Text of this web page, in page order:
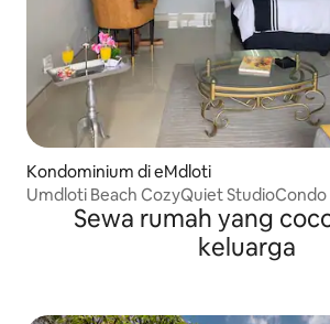
Kondominium di eMdloti
Umdloti Beach CozyQuiet StudioCondo
Sewa rumah yang
keluarga